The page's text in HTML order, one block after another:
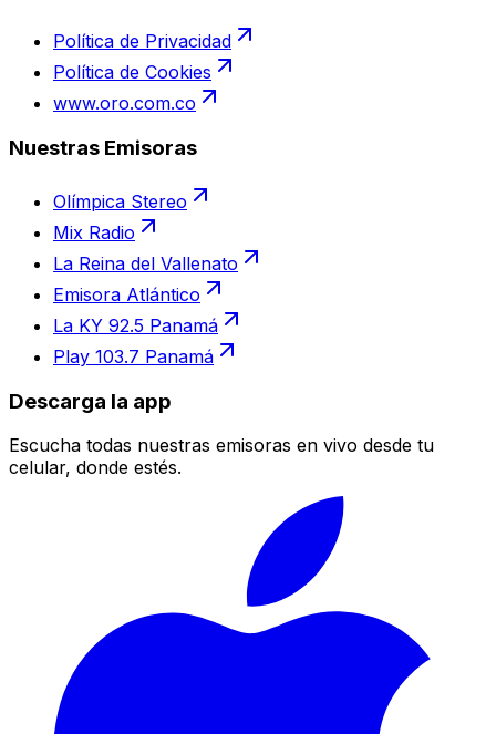
Política de Privacidad
Política de Cookies
www.oro.com.co
Nuestras Emisoras
Olímpica Stereo
Mix Radio
La Reina del Vallenato
Emisora Atlántico
La KY 92.5 Panamá
Play 103.7 Panamá
Descarga la app
Escucha todas nuestras emisoras en vivo desde tu
celular, donde estés.